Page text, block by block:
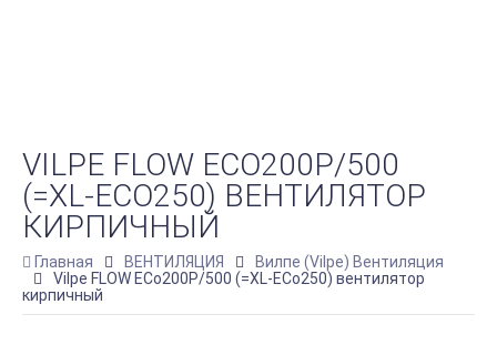
VILPE FLOW ЕCO200P/500
(=XL-ECO250) ВЕНТИЛЯТОР
КИРПИЧНЫЙ
Главная ВЕНТИЛЯЦИЯ
Вилпе (Vilpe) Вентиляция
Vilpe FLOW ЕCo200P/500 (=XL-ECo250) вентилятор
кирпичный